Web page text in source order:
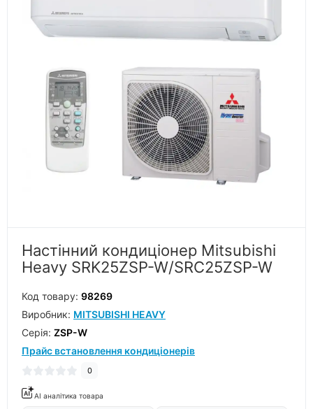
Настінний кондиціонер Mitsubishi
Heavy SRK25ZSP-W/SRC25ZSP-W
Код товару: 98269
Виробник: MITSUBISHI HEAVY
Серiя: ZSP-W
Прайс встановлення кондиціонерів
0
AI аналітика товара